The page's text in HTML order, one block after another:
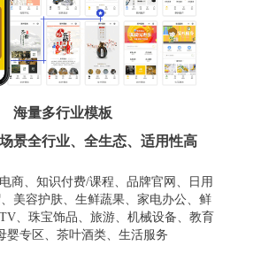
海量多行业模板
景全行业、全生态、适用性高
商、知识付费/课程、品牌官网、日用
美容护肤、生鲜蔬果、家电办公、鲜
、珠宝饰品、旅游、机械设备、教育
婴专区、茶叶酒类、生活服务